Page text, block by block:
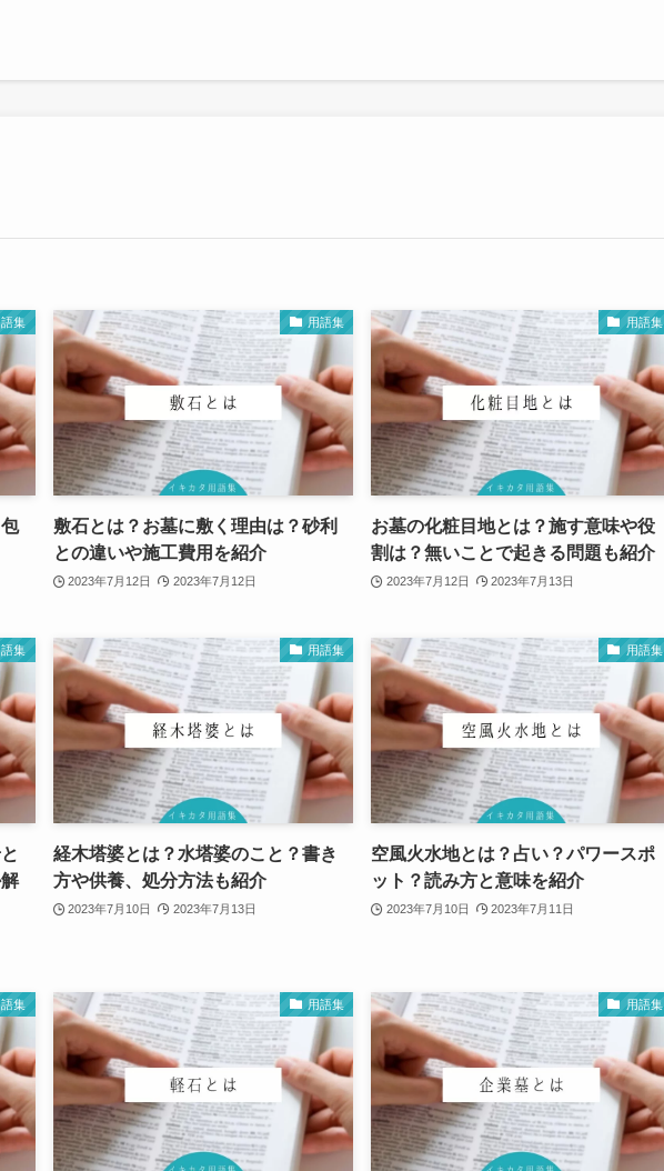
語集 用語集
敷石とは？お墓に敷く理由は？砂利
との違いや施工費用を紹介
2023年7月12日 2023年7月12日
用語集
お墓の化粧目地とは？施す意味や役
割は？無いことで起きる問題も紹介
2023年7月12日 2023年7月13日
語集 用語集
経木塔婆とは？水塔婆のこと？書き
方や供養、処分方法も紹介
2023年7月10日 2023年7月13日
用語集
空風火水地とは？占い？パワースポ
ット？読み方と意味を紹介
2023年7月10日 2023年7月11日
語集 用語集 用語集